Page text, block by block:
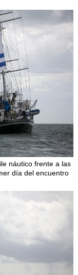
náutico frente a las
día del encuentro